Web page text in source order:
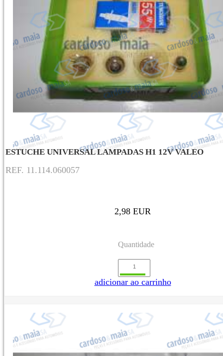
ESTUCHE UNIVERSAL LAMPADAS H1 12V VALEO
REF. 11.114.060057
2,98 EUR
Quantidade
adicionar ao carrinho